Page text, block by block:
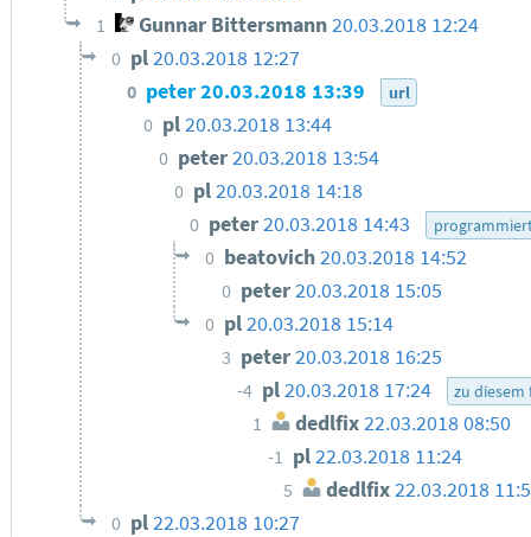
1 Gunnar Bittersmann20.03.2018 12:24
0 pl20.03.2018 12:27
0 peter20.03.2018 13:39 url
0 pl20.03.2018 13:44
0 peter20.03.2018 13:54
0 pl20.03.2018 14:18
0 peter20.03.2018 14:43
0 beatovich20.03.2018 14:52
0 peter20.03.2018 15:05
0 pl20.03.2018 15:14
3 peter20.03.2018 16:25
-4 pl20.03.2018 17:24 zu
1 dedlfix22.03.2018 08:50
-1 pl22.03.2018 11:24
5 dedlfix22.03.2018
0 pl22.03.2018 10:27